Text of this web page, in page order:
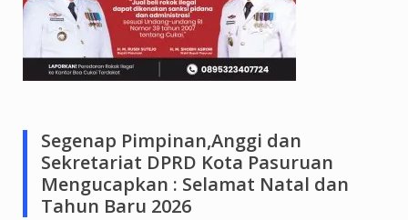
Segenap Pimpinan,Anggi dan
Sekretariat DPRD Kota Pasuruan
Mengucapkan : Selamat Natal dan
Tahun Baru 2026